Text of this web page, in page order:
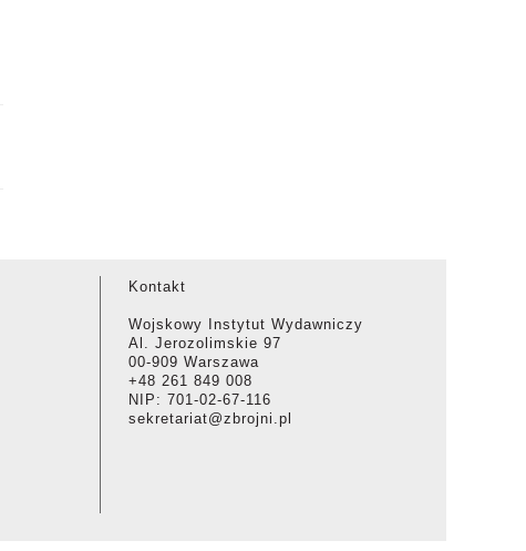
Kontakt
Wojskowy Instytut Wydawniczy
Al. Jerozolimskie 97
00-909 Warszawa
+48 261 849 008
NIP: 701-02-67-116
sekretariat@zbrojni.pl